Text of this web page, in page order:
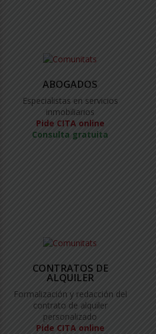
ABOGADOS
Especialistas en servicios
inmobiliarios
Pide CITA online
Consulta gratuita
CONTRATOS DE
ALQUILER
Formalización y redacción del
contrato de alquiler
personalizado
Pide CITA online